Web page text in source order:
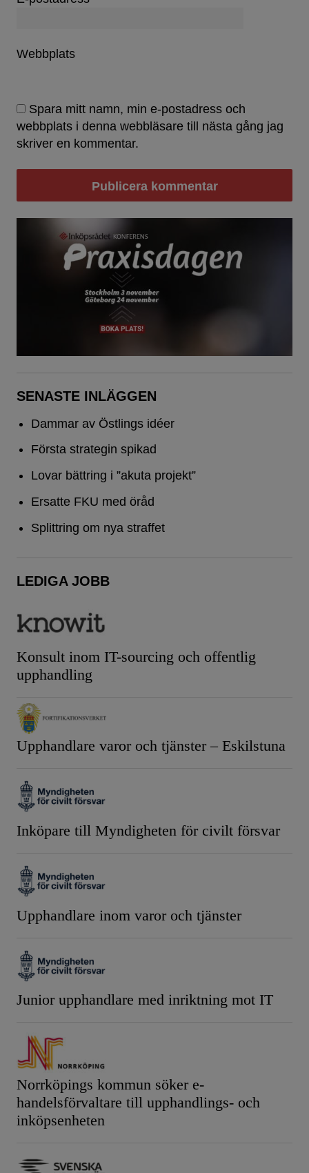
Webbplats
Spara mitt namn, min e-postadress och
webbplats i denna webbläsare till nästa gång jag
skriver en kommentar.
SENASTE INLÄGGEN
Dammar av Östlings idéer
Första strategin spikad
Lovar bättring i ”akuta projekt”
Ersatte FKU med öråd
Splittring om nya straffet
LEDIGA JOBB
Konsult inom IT-sourcing och offentlig
upphandling
Upphandlare varor och tjänster – Eskilstuna
Inköpare till Myndigheten för civilt försvar
Upphandlare inom varor och tjänster
Junior upphandlare med inriktning mot IT
Norrköpings kommun söker e-
handelsförvaltare till upphandlings- och
inköpsenheten